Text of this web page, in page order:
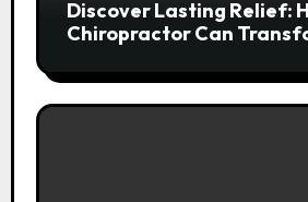
Discover Lasting Relief:
Chiropractor Can